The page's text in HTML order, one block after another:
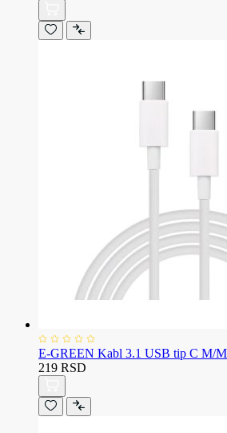
E-GREEN Kabl 3.1 USB tip C M/
219 RSD